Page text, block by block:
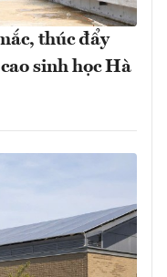
thúc đẩy
sinh học Hà